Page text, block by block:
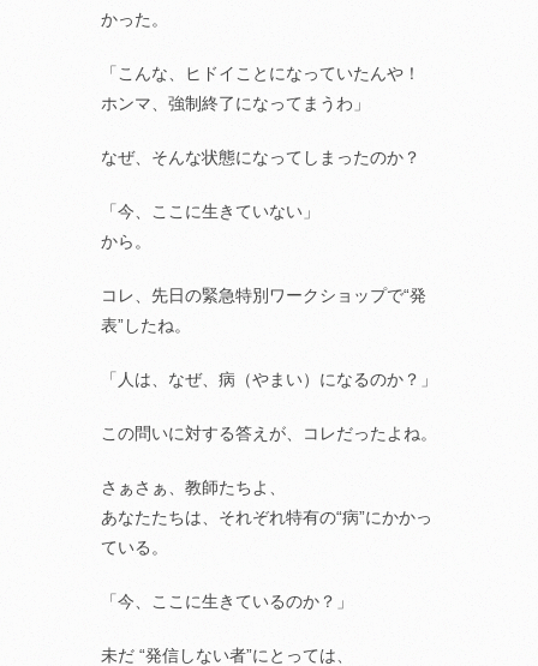
かった。
「こんな、ヒドイことになっていたんや！
ホンマ、強制終了になってまうわ」
なぜ、そんな状態になってしまったのか？
「今、ここに生きていない」
から。
コレ、先日の緊急特別ワークショップで“発
表”したね。
「人は、なぜ、病（やまい）になるのか？」
この問いに対する答えが、コレだったよね。
さぁさぁ、教師たちよ、
あなたたちは、それぞれ特有の“病”にかかっ
ている。
「今、ここに生きているのか？」
未だ “発信しない者”にとっては、